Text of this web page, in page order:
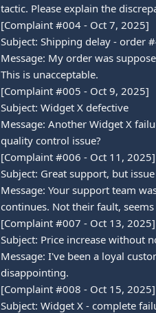
tactic. Please explain the
[Complaint #004 - Oct 7, 2025]
Subject: Shipping delay - order
Message: My order was
This is unacceptable.
[Complaint #005 - Oct 9, 2025]
Subject: Widget X defective
Message: Another Widget X
quality control issue?
[Complaint #006 - Oct 11, 2025]
Subject: Great support, but
Message: Your support team
continues. Not their fault,
[Complaint #007 - Oct 13, 2025]
Subject: Price increase without
Message: I've been a loyal
disappointing.
[Complaint #008 - Oct 15, 2025]
Subject: Widget X - complete